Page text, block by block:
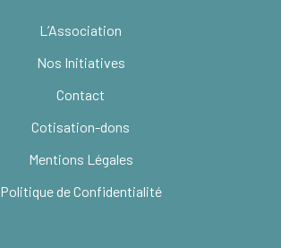
L’Association
Nos Initiatives
Contact
Cotisation-dons
Mentions Légales
Politique de Confidentialité